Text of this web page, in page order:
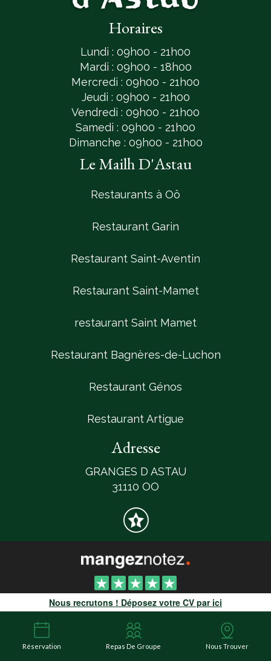
Horaires
Lundi : 09h00 - 21h00
Mardi : 09h00 - 18h00
Mercredi : 09h00 - 21h00
Jeudi : 09h00 - 21h00
Vendredi : 09h00 - 21h00
Samedi : 09h00 - 21h00
Dimanche : 09h00 - 21h00
Le Mailh D'Astau
Restaurants à Oô
Restaurant Garin
Restaurant Saint-Aventin
Restaurant Saint-Mamet
restaurant Saint Mamet
Restaurant Bagnères-de-Luchon
Restaurant Génos
Restaurant Artigue
Adresse
GRANGES D ASTAU
31110 OO
4.9 / 5 basé sur 76 notes et sur 76 avis
Copyright © 2026 Le Mailh D'Astau - Site web créé par RestoPro
mentions légales
Nous recrutons ! Déposez votre CV par ici
Réservation Repas De Groupe Nous Trouver